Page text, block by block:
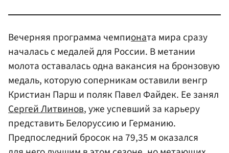
Вечерняя программа чемпионата мира сразу
началась с медалей для России. В метании
молота оставалась одна вакансия на бронзовую
медаль, которую соперникам оставили венгр
Кристиан Парш и поляк Павел Файдек. Ее занял
Сергей Литвинов, уже успевший за карьеру
представить Белоруссию и Германию.
Предпоследний бросок на 79,35 м оказался